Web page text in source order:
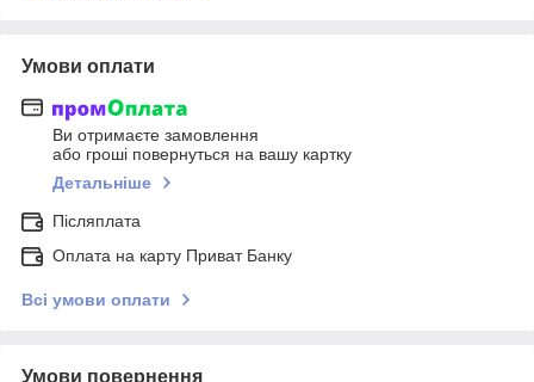
Умови оплати
Ви отримаєте замовлення
або гроші повернуться на вашу картку
Детальніше
Післяплата
Оплата на карту Приват Банку
Всі умови оплати
Умови повернення